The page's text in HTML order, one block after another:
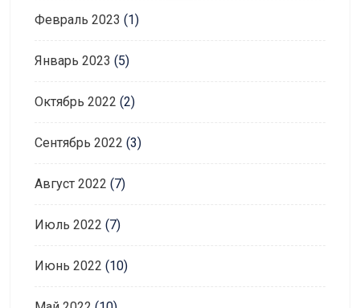
Февраль 2023 (1)
Январь 2023 (5)
Октябрь 2022 (2)
Сентябрь 2022 (3)
Август 2022 (7)
Июль 2022 (7)
Июнь 2022 (10)